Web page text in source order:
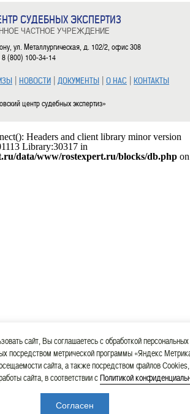
СУДЕБНЫХ ЭКСПЕРТИЗ
ЧАСТНОЕ УЧРЕЖДЕНИЕ
ул. Металлургическая, д. 102/2, офис 308
(800) 100-34-14
| НОВОСТИ | ДОКУМЕНТЫ | О НАС | КОНТАКТЫ
центр судебных экспертиз»
Headers and client library minor version
Library:30317 in
data/www/rostexpert.ru/blocks/db.php on
сайт, Вы соглашаетесь с обработкой персональных
посредством метрической программы «Яндекс
сайта, а также посредством файлов
сайта, в соответствии сПолитикой
Согласен